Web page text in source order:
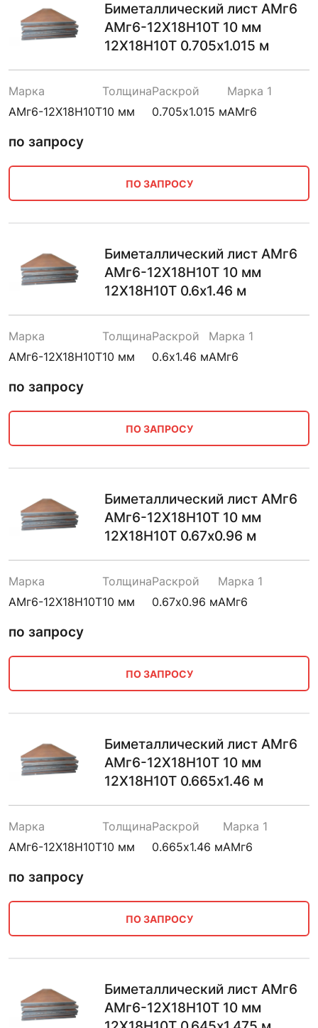
Биметаллический лист АМг6
АМг6-12Х18Н10Т 10 мм
12Х18Н10Т 0.705х1.015 м
Марка
АМг6-12Х18Н10Т
Толщина
10 мм
Раскрой
0.705х1.015 м
Марка 1
АМг6
по запросу
ПО ЗАПРОСУ
Биметаллический лист АМг6
АМг6-12Х18Н10Т 10 мм
12Х18Н10Т 0.6х1.46 м
Марка
АМг6-12Х18Н10Т
Толщина
10 мм
Раскрой
0.6х1.46 м
Марка 1
АМг6
по запросу
ПО ЗАПРОСУ
Биметаллический лист АМг6
АМг6-12Х18Н10Т 10 мм
12Х18Н10Т 0.67х0.96 м
Марка
АМг6-12Х18Н10Т
Толщина
10 мм
Раскрой
0.67х0.96 м
Марка 1
АМг6
по запросу
ПО ЗАПРОСУ
Биметаллический лист АМг6
АМг6-12Х18Н10Т 10 мм
12Х18Н10Т 0.665х1.46 м
Марка
АМг6-12Х18Н10Т
Толщина
10 мм
Раскрой
0.665х1.46 м
Марка 1
АМг6
по запросу
ПО ЗАПРОСУ
Биметаллический лист АМг6
АМг6-12Х18Н10Т 10 мм